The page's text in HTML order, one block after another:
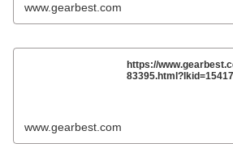
www.gearbest.com
https://
www.gearbest.com